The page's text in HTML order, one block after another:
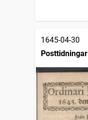
1645-04-30
Posttidningar